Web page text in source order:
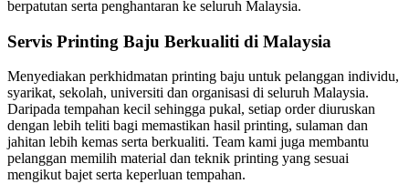
berpatutan serta penghantaran ke seluruh Malaysia.
Servis Printing Baju Berkualiti di Malaysia
Menyediakan perkhidmatan printing baju untuk pelanggan individu,
syarikat, sekolah, universiti dan organisasi di seluruh Malaysia.
Daripada tempahan kecil sehingga pukal, setiap order diuruskan
dengan lebih teliti bagi memastikan hasil printing, sulaman dan
jahitan lebih kemas serta berkualiti. Team kami juga membantu
pelanggan memilih material dan teknik printing yang sesuai
mengikut bajet serta keperluan tempahan.